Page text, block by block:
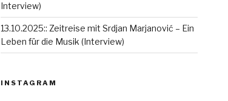
Interview)
13.10.2025:: Zeitreise mit Srdjan Marjanović – Ein
Leben für die Musik (Interview)
INSTAGRAM